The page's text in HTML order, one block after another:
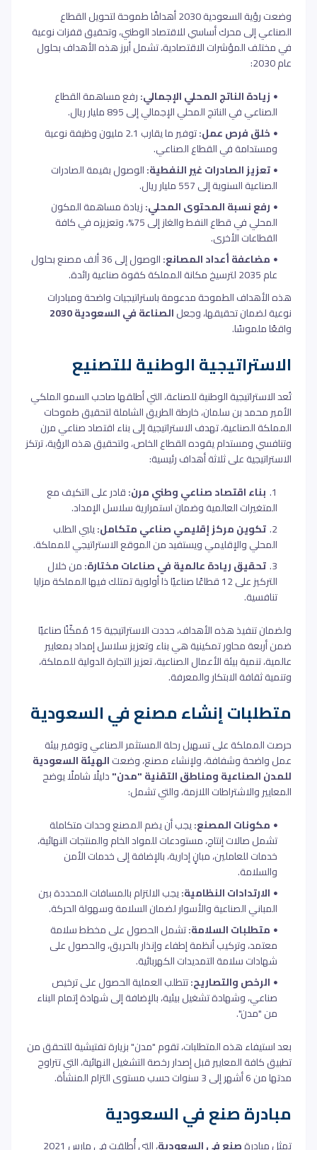
وضعت رؤية السعودية 2030 أهدافًا طموحة لتحويل القطاع
الصناعي إلى محرك أساسي للاقتصاد الوطني، وتحقيق قفزات نوعية
في مختلف المؤشرات الاقتصادية، تشمل أبرز هذه الأهداف بحلول
عام 2030:
زيادة الناتج المحلي الإجمالي:رفع مساهمة القطاع
الصناعي في الناتج المحلي الإجمالي إلى 895 مليار ريال.
خلق فرص عمل:
توفير ما يقارب 2.1 مليون وظيفة نوعية
ومستدامة في القطاع الصناعي.
تعزيز الصادرات غير النفطية:الوصول بقيمة الصادرات
الصناعية السنوية إلى 557 مليار ريال.
رفع نسبة المحتوى المحلي:زيادة مساهمة المكون
المحلي في قطاع النفط والغاز إلى 75%، وتعزيزه في كافة
القطاعات الأخرى.
مضاعفة أعداد المصانع:
الوصول إلى 36 ألف مصنع بحلول
عام 2035 لترسيخ مكانة المملكة كقوة صناعية رائدة.
هذه الأهداف الطموحة مدعومة باستراتيجيات واضحة ومبادرات
نوعية لضمان تحقيقها، وجعلالصناعة في السعودية 2030
واقعًا ملموسًا.
الاستراتيجية الوطنية للتصنيع
تُعد الاستراتيجية الوطنية للصناعة، التي أطلقها صاحب السمو الملكي
الأمير محمد بن سلمان، خارطة الطريق الشاملة لتحقيق طموحات
المملكة الصناعية، تهدف الاستراتيجية إلى بناء اقتصاد صناعي مرن
وتنافسي ومستدام يقوده القطاع الخاص، ولتحقيق هذه الرؤية، ترتكز
الاستراتيجية على ثلاثة أهداف رئيسية:
بناء اقتصاد صناعي وطني مرن:قادر على التكيف مع
المتغيرات العالمية وضمان استمرارية سلاسل الإمداد.
تكوين مركز إقليمي صناعي متكامل:يلبي الطلب
المحلي والإقليمي ويستفيد من الموقع الاستراتيجي للمملكة.
تحقيق ريادة عالمية في صناعات مختارة:من خلال
التركيز على 12 قطاعًا صناعيًا ذا أولوية تمتلك فيها المملكة مزايا
تنافسية.
ولضمان تنفيذ هذه الأهداف، حددت الاستراتيجية 15 مُمكّنًا صناعيًا
ضمن أربعة محاور تمكينية هي بناء وتعزيز سلاسل إمداد بمعايير
عالمية، تنمية بيئة الأعمال الصناعية، تعزيز التجارة الدولية للمملكة،
وتنمية ثقافة الابتكار والمعرفة.
متطلبات إنشاء مصنع في السعودية
حرصت المملكة على تسهيل رحلة المستثمر الصناعي وتوفير بيئة
عمل واضحة وشفافة، ولإنشاء مصنع، وضعتالهيئة السعودية
للمدن الصناعية ومناطق التقنية "مدن"دليلًا شاملًا يوضح
المعايير والاشتراطات اللازمة، والتي تشمل:
مكونات المصنع:يجب أن يضم المصنع وحدات متكاملة
تشمل صالات إنتاج، مستودعات للمواد الخام والمنتجات النهائية،
خدمات للعاملين، مبانٍ إدارية، بالإضافة إلى خدمات الأمن
والسلامة.
الارتدادات النظامية:يجب الالتزام بالمسافات المحددة بين
المباني الصناعية والأسوار لضمان السلامة وسهولة الحركة.
متطلبات السلامة:تشمل الحصول على مخطط سلامة
معتمد، وتركيب أنظمة إطفاء وإنذار بالحريق، والحصول على
شهادات سلامة التمديدات الكهربائية.
الرخص والتصاريح:تتطلب العملية الحصول على ترخيص
صناعي، وشهادة تشغيل بيئية، بالإضافة إلى شهادة إتمام البناء
من "مدن".
بعد استيفاء هذه المتطلبات، تقوم "مدن" بزيارة تفتيشية للتحقق من
تطبيق كافة المعايير قبل إصدار رخصة التشغيل النهائية، التي تتراوح
مدتها من 6 أشهر إلى 3 سنوات حسب مستوى التزام المنشأة.
مبادرة صنع في السعودية
تمثل مبادرةصنع في السعودية ، التي أُطلقت في مارس 2021